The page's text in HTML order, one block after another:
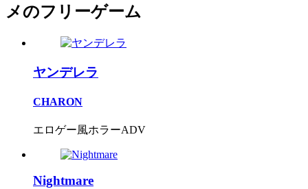
メのフリーゲーム
ヤンデレラ
CHARON
エロゲー風ホラーADV
Nightmare